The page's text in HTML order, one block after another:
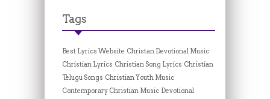
Tags
Best Lyrics Website Christan Devotional Music
Christian Lyrics Christian Song Lyrics Christian
Telugu Songs Christian Youth Music
Contemporary Christian Music Devotional